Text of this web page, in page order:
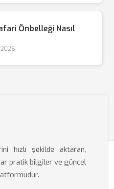
Önbelleği Nasıl
hızlı şekilde aktaran,
pratik bilgiler ve güncel